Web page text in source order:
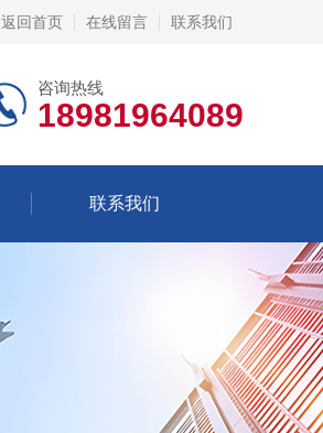
返回首页 在线留言 联系我们
咨询热线
18981964089
联系我们